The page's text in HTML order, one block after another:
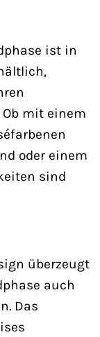
ist in
mit einem
oder einem
sind
überzeugt
auch
Das